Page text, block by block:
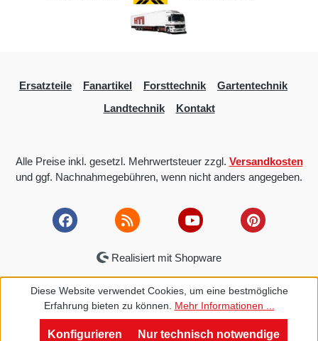
Ersatzteile Fanartikel Forsttechnik
Gartentechnik
Landtechnik
Kontakt
Alle Preise inkl. gesetzl. Mehrwertsteuer zzgl. Versandkosten
und ggf. Nachnahmegebühren, wenn nicht anders angegeben.
Realisiert mit Shopware
Diese Website verwendet Cookies, um eine bestmögliche
Erfahrung bieten zu können. Mehr Informationen ...
Nur technisch notwendige
Konfigurieren